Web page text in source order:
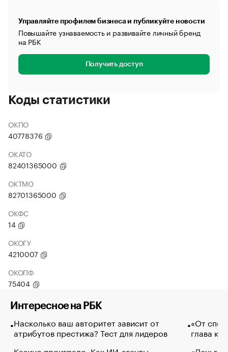
Управляйте профилем бизнеса и публикуйте новости
Повышайте узнаваемость и развивайте личный бренд
на РБК
Получить доступ
Коды статистики
ОКПО
40778376
ОКАТО
82401365000
ОКТМО
82701365000
ОКФС
14
ОКОГУ
4210007
ОКОПФ
75404
Интересное на РБК
Насколько ваш авторитет зависит от
атрибутов престижа? Тест для лидеров
«От
глава